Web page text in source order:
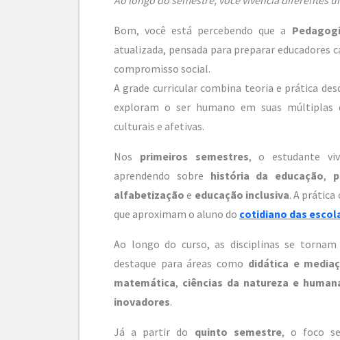
Bom, você está percebendo que a
atualizada, pensada para preparar educadores
compromisso social.
A grade curricular combina teoria e prática
exploram o ser humano em suas múltiplas
culturais e afetivas.
Nos primeiros semestres, o estudante
aprendendo sobre história da educação,
alfabetização e educação inclusiva. A prática
que aproximam o aluno do cotidiano das
Ao longo do curso, as disciplinas se
destaque para áreas como didática e
matemática, ciências da natureza e
inovadores.
Já a partir do quinto semestre, o foco